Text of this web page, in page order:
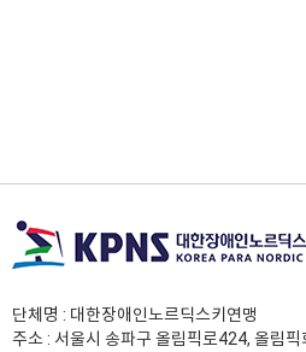
단체명 : 대한장애인노르딕스키연맹
주소 : 서울시 송파구 올림픽로424, 올림